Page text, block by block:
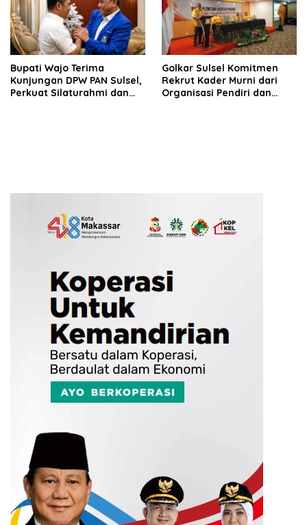
Bupati Wajo Terima
Kunjungan DPW PAN Sulsel,
Perkuat Silaturahmi dan
Golkar Sulsel Komitmen
Rekrut Kader Murni dari
Organisasi Pendiri dan